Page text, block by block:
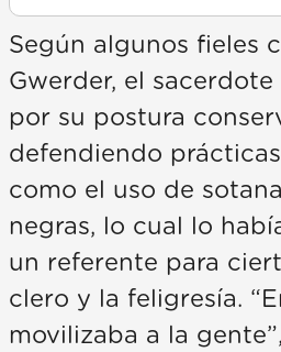
Según algunos fieles
Gwerder, el
por su postura
defendiendo
como el uso de
negras, lo cual lo
un referente para
clero y la feligresía.
movilizaba a la